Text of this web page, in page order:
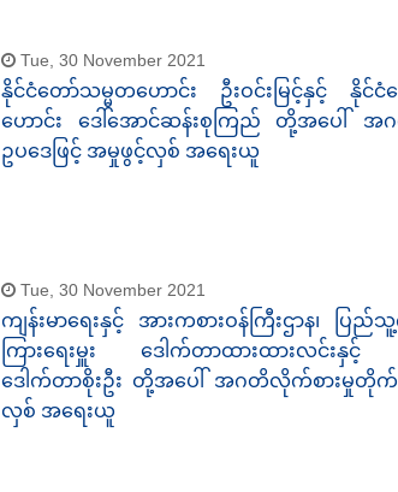
Tue, 30 November 2021
နိုင်ငံတော်သမ္မတဟောင်း ဦးဝင်းမြင့်နှင့် နို
ဟောင်း ဒေါ်အောင်ဆန်းစုကြည် တို့အပေါ် အ
ဥပဒေဖြင့် အမှုဖွင့်လှစ် အရေးယူ
Tue, 30 November 2021
ကျန်းမာရေးနှင့် အားကစားဝန်ကြီးဌာန၊ ပြည်သူ့
ကြားရေးမှူး ဒေါက်တာထားထားလင်းနှင့် ညွှ
ဒေါက်တာစိုးဦး တို့အပေါ် အဂတိလိုက်စားမှုတိုက်
လှစ် အရေးယူ